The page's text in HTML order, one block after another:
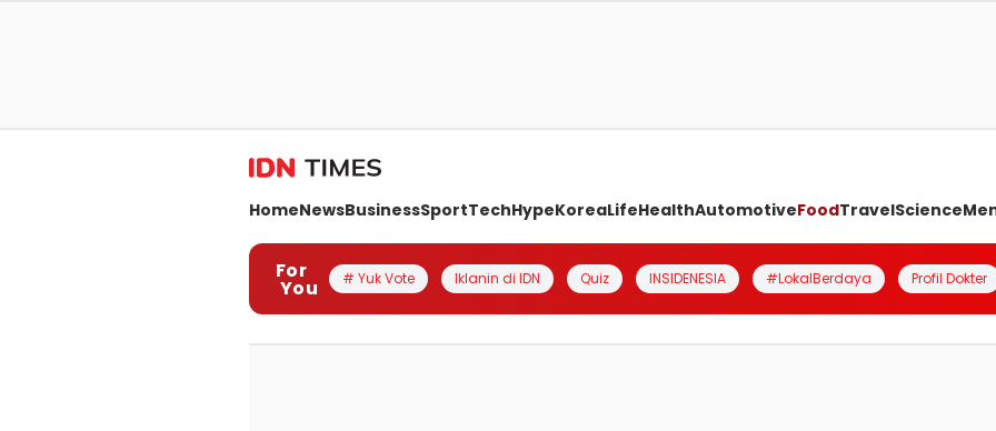
HomeNewsBusinessSportTechHypeKoreaLifeHealthAutomotiveFoodTravelScience
For
You # Yuk Vote Iklanin di IDN Quiz INSIDENESIA #LokalBerdaya Profil Dokter